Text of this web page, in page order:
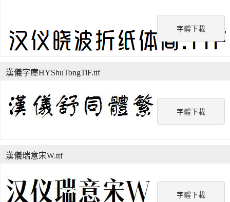
字體下載
字體下載
漢儀字庫HYShuTongTiF.ttf
字體下載
漢儀瑞意宋W.ttf